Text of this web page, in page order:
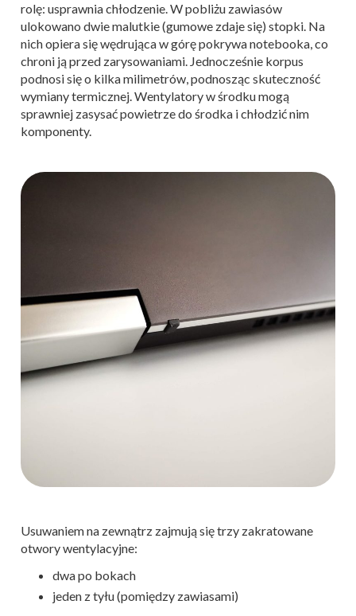
rolę: usprawnia chłodzenie. W pobliżu zawiasów
ulokowano dwie malutkie (gumowe zdaje się) stopki. Na
nich opiera się wędrująca w górę pokrywa notebooka, co
chroni ją przed zarysowaniami. Jednocześnie korpus
podnosi się o kilka milimetrów, podnosząc skuteczność
wymiany termicznej. Wentylatory w środku mogą
sprawniej zasysać powietrze do środka i chłodzić nim
komponenty.
Usuwaniem na zewnątrz zajmują się trzy zakratowane
otwory wentylacyjne:
dwa po bokach
jeden z tyłu (pomiędzy zawiasami)